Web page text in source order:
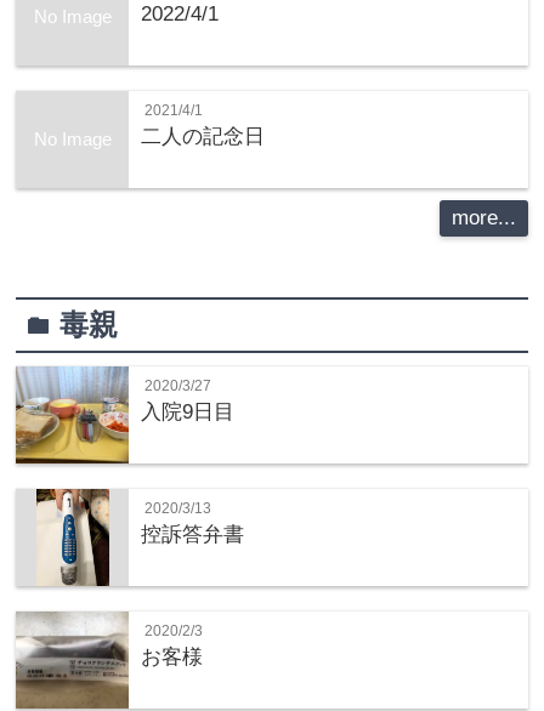
No Image 2022/4/1
No Image
2021/4/1
二人の記念日
more...
folder毒親
2020/3/27
入院9日目
2020/3/13
控訴答弁書
2020/2/3
お客様